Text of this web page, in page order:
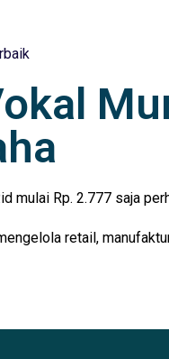
mulai Rp. 2.777 saja
retail,